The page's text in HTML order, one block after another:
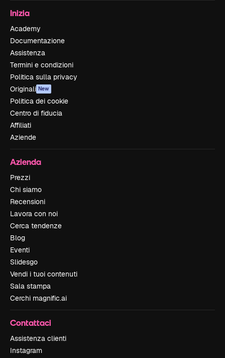
Inizia
Academy
Documentazione
Assistenza
Termini e condizioni
Politica sulla privacy
Originali New
Politica dei cookie
Centro di fiducia
Affiliati
Aziende
Azienda
Prezzi
Chi siamo
Recensioni
Lavora con noi
Cerca tendenze
Blog
Eventi
Slidesgo
Vendi i tuoi contenuti
Sala stampa
Cerchi magnific.ai
Contattaci
Assistenza clienti
Instagram